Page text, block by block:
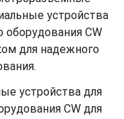
устройства
CW
для надежного
устройства для
CW для